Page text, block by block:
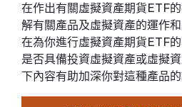
在作出有關虛擬資產期貨ETF
解有關產品及虛擬資產的運作
在為你進行虛擬資產期貨ETF
是否具備投資虛擬資產或虛擬
下內容有助加深你對這種產品的